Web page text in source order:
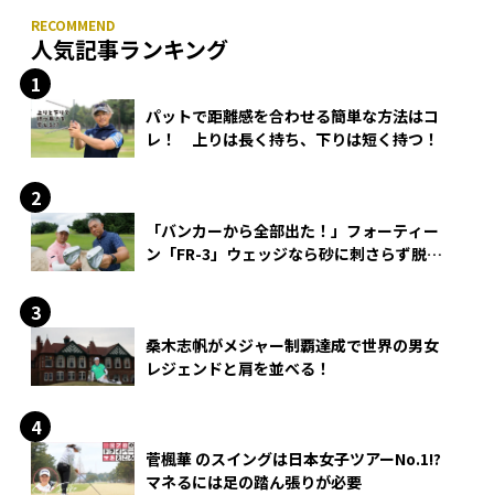
人気記事ランキング
パットで距離感を合わせる簡単な方法はコ
レ！ 上りは長く持ち、下りは短く持つ！
「バンカーから全部出た！」フォーティー
ン「FR-3」ウェッジなら砂に刺さらず脱出
桑木志帆がメジャー制覇達成で世界の男女
レジェンドと肩を並べる！
菅楓華 のスイングは日本女子ツアーNo.1!?
マネるには足の踏ん張りが必要